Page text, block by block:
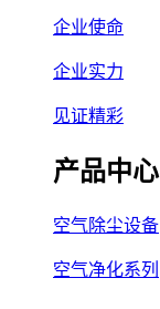
企业使命
企业实力
见证精彩
产品中心
空气除尘设备
空气净化系列